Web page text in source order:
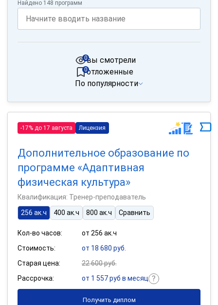
Найдено 148 программ
вы смотрели
0
отложенные
0
По популярности
-17% до 17 августа Лицензия
Дополнительное образование по
программе «Адаптивная
физическая культура»
Квалификация: Тренер-преподаватель
256 ак.ч
400 ак.ч 800 ак.ч Сравнить
Кол-во часов:
от 256 ак.ч
Стоимость:
от 18 680 руб.
Старая цена:
22 600 руб.
Рассрочка:
от 1 557 руб в месяц
Получить диплом